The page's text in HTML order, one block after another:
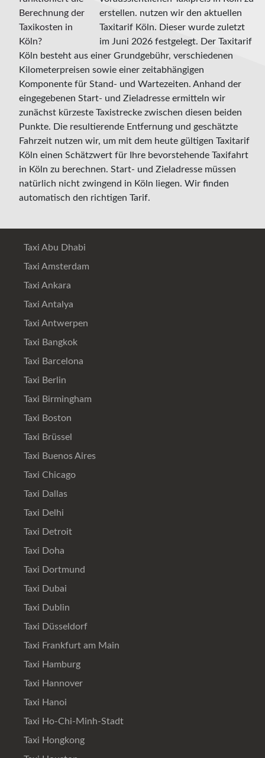
erstellen. nutzen wir den aktuellen
Taxitarif Köln. Dieser wurde zuletzt
im Juni 2026 festgelegt. Der Taxitarif
Köln besteht aus einer Grundgebühr, verschiedenen
Kilometerpreisen sowie einer zeitabhängigen
Komponente für Stand- und Wartezeiten. Anhand der
eingegebenen Start- und Zieladresse ermitteln wir
zunächst kürzeste Taxistrecke zwischen diesen beiden
Punkte. Die resultierende Entfernung und geschätzte
Fahrzeit nutzen wir, um mit dem heute gültigen Taxitarif
Köln einen Schätzwert für Ihre bevorstehende Taxifahrt
in Köln zu berechnen. Start- und Zieladresse müssen
natürlich nicht zwingend in Köln liegen. Wir finden
automatisch den richtigen Tarif.
Taxi Abu Dhabi
Taxi Amsterdam
Taxi Ankara
Taxi Antalya
Taxi Antwerpen
Taxi Bangkok
Taxi Barcelona
Taxi Berlin
Taxi Birmingham
Taxi Boston
Taxi Brüssel
Taxi Buenos Aires
Taxi Chicago
Taxi Dallas
Taxi Delhi
Taxi Detroit
Taxi Doha
Taxi Dortmund
Taxi Dubai
Taxi Dublin
Taxi Düsseldorf
Taxi Frankfurt am Main
Taxi Hamburg
Taxi Hannover
Taxi Hanoi
Taxi Ho-Chi-Minh-Stadt
Taxi Hongkong